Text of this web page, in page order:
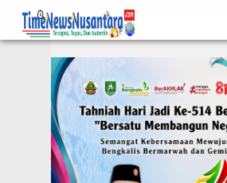
Iklan